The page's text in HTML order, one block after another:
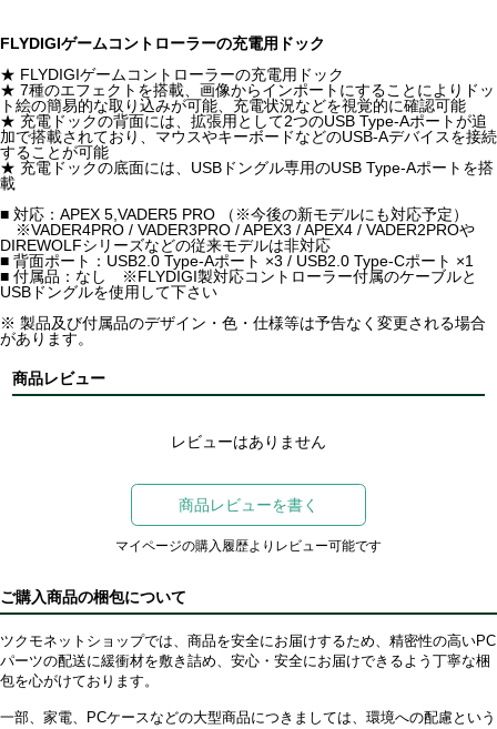
FLYDIGIゲームコントローラーの充電用ドック
★ FLYDIGIゲームコントローラーの充電用ドック
★ 7種のエフェクトを搭載、画像からインポートにすることによりドッ
ト絵の簡易的な取り込みが可能、充電状況などを視覚的に確認可能
★ 充電ドックの背面には、拡張用として2つのUSB Type-Aポートが追
加で搭載されており、マウスやキーボードなどのUSB-Aデバイスを接続
することが可能
★ 充電ドックの底面には、USBドングル専用のUSB Type-Aポートを搭
載
■ 対応：APEX 5,VADER5 PRO （※今後の新モデルにも対応予定）
※VADER4PRO / VADER3PRO / APEX3 / APEX4 / VADER2PROや
DIREWOLFシリーズなどの従来モデルは非対応
■ 背面ポート：USB2.0 Type-Aポート ×3 / USB2.0 Type-Cポート ×1
■ 付属品：なし ※FLYDIGI製対応コントローラー付属のケーブルと
USBドングルを使用して下さい
※ 製品及び付属品のデザイン・色・仕様等は予告なく変更される場合
があります。
商品レビュー
レビューはありません
商品レビューを書く
マイページの購入履歴よりレビュー可能です
ご購入商品の梱包について
ツクモネットショップでは、商品を安全にお届けするため、精密性の高いPC
パーツの配送に緩衝材を敷き詰め、安心・安全にお届けできるよう丁寧な梱
包を心がけております。
一部、家電、PCケースなどの大型商品につきましては、環境への配慮という